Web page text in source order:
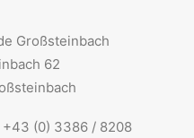
Großsteinbach
62
(0) 3386 / 8208